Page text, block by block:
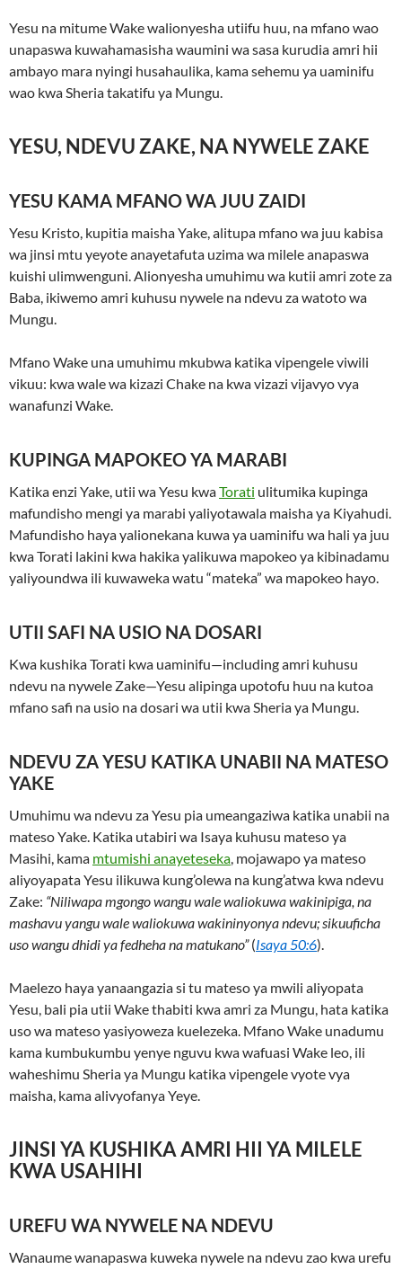
Yesu na mitume Wake walionyesha utiifu huu, na mfano wao
unapaswa kuwahamasisha waumini wa sasa kurudia amri hii
ambayo mara nyingi husahaulika, kama sehemu ya uaminifu
wao kwa Sheria takatifu ya Mungu.
YESU, NDEVU ZAKE, NA NYWELE ZAKE
YESU KAMA MFANO WA JUU ZAIDI
Yesu Kristo, kupitia maisha Yake, alitupa mfano wa juu kabisa
wa jinsi mtu yeyote anayetafuta uzima wa milele anapaswa
kuishi ulimwenguni. Alionyesha umuhimu wa kutii amri zote za
Baba, ikiwemo amri kuhusu nywele na ndevu za watoto wa
Mungu.
Mfano Wake una umuhimu mkubwa katika vipengele viwili
vikuu: kwa wale wa kizazi Chake na kwa vizazi vijavyo vya
wanafunzi Wake.
KUPINGA MAPOKEO YA MARABI
Katika enzi Yake, utii wa Yesu kwaTorati ulitumika kupinga
mafundisho mengi ya marabi yaliyotawala maisha ya Kiyahudi.
Mafundisho haya yalionekana kuwa ya uaminifu wa hali ya juu
kwa Torati lakini kwa hakika yalikuwa mapokeo ya kibinadamu
yaliyoundwa ili kuwaweka watu “mateka” wa mapokeo hayo.
UTII SAFI NA USIO NA DOSARI
Kwa kushika Torati kwa uaminifu—including amri kuhusu
ndevu na nywele Zake—Yesu alipinga upotofu huu na kutoa
mfano safi na usio na dosari wa utii kwa Sheria ya Mungu.
NDEVU ZA YESU KATIKA UNABII NA MATESO
YAKE
Umuhimu wa ndevu za Yesu pia umeangaziwa katika unabii na
mateso Yake. Katika utabiri wa Isaya kuhusu mateso ya
Masihi, kama mtumishi anayeteseka, mojawapo ya mateso
aliyoyapata Yesu ilikuwa kung’olewa na kung’atwa kwa ndevu
Zake: “Niliwapa mgongo wangu wale waliokuwa wakinipiga, na
mashavu yangu wale waliokuwa wakininyonya ndevu; sikuuficha
uso wangu dhidi ya fedheha na matukano”(Isaya 50:6).
Maelezo haya yanaangazia si tu mateso ya mwili aliyopata
Yesu, bali pia utii Wake thabiti kwa amri za Mungu, hata katika
uso wa mateso yasiyoweza kuelezeka. Mfano Wake unadumu
kama kumbukumbu yenye nguvu kwa wafuasi Wake leo, ili
waheshimu Sheria ya Mungu katika vipengele vyote vya
maisha, kama alivyofanya Yeye.
JINSI YA KUSHIKA AMRI HII YA MILELE
KWA USAHIHI
UREFU WA NYWELE NA NDEVU
Wanaume wanapaswa kuweka nywele na ndevu zao kwa urefu